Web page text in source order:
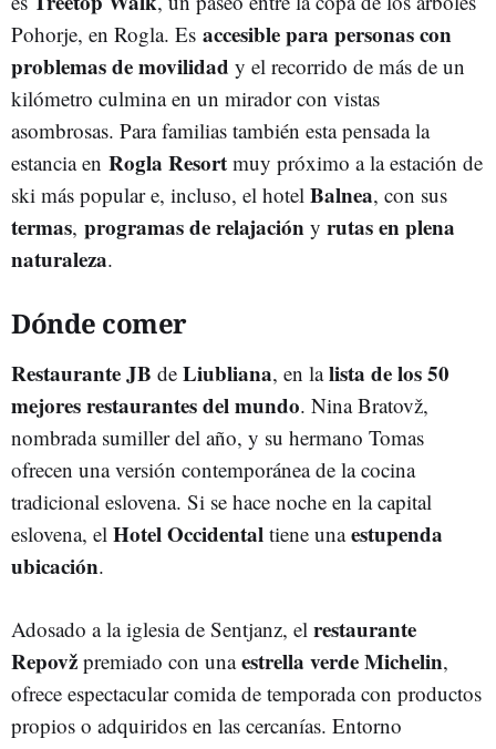
Pohorje, en Rogla. Es accesiblepara personas con
problemasdemovilidad y el recorrido de más de un
kilómetro culmina en un mirador con vistas
asombrosas. Para familias también esta pensada la
estancia en Rogla Resort muy próximo a la estación de
ski más popular e, incluso, el hotel Balnea, con sus
termas, programasderelajación y rutas en plena
naturaleza.
Dónde comer
RestauranteJB de Liubliana, en lalista de los50
mejoresrestaurantesdelmundo. Nina Bratovž,
nombrada sumiller del año, y su hermano Tomas
ofrecen una versión contemporánea de la cocina
tradicional eslovena. Si se hace noche en la capital
eslovena, el HotelOccidental tiene unaestupenda
ubicación.
Adosado a la iglesia de Sentjanz, el restaurante
Repovž premiado con unaestrella verdeMichelin,
ofrece espectacular comida de temporada con productos
propios o adquiridos en las cercanías. Entorno